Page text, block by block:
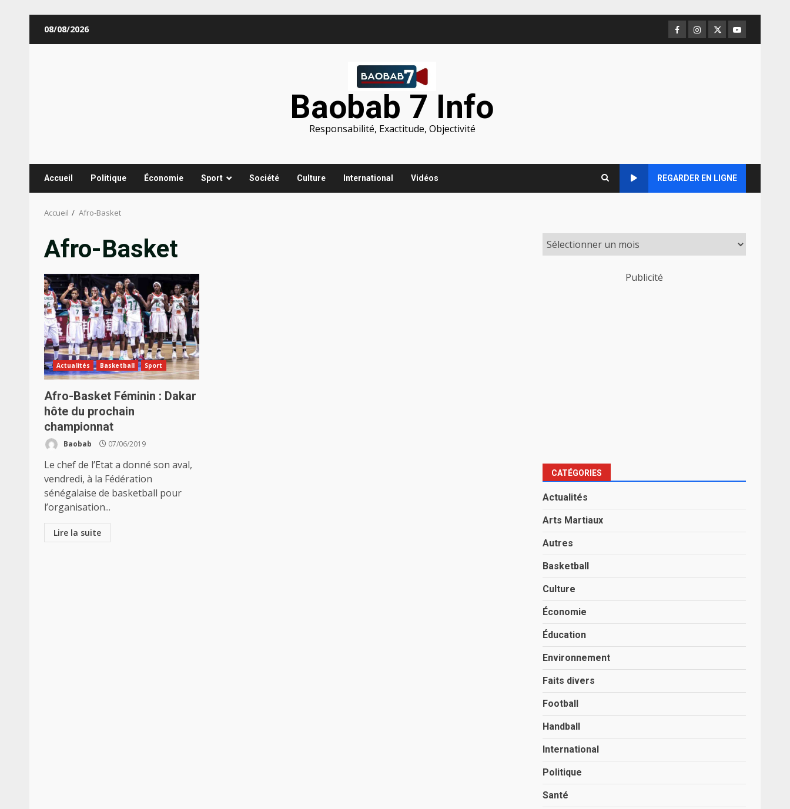
08/08/2026 Facebook
Instagram
TwitterYoutube
Baobab 7 Info
Responsabilité, Exactitude, Objectivité
Accueil Politique Économie Sport Société Culture International Vidéos REGARDER EN LIGNE
Accueil Afro-Basket
Afro-Basket
Actualités Basketball Sport
Afro-Basket Féminin : Dakar
hôte du prochain
championnat
Baobab 07/06/2019
Le chef de l’Etat a donné son aval,
vendredi, à la Fédération
sénégalaise de basketball pour
l’organisation...
Lire la suite
Publicité
CATÉGORIES
Actualités
Arts Martiaux
Autres
Basketball
Culture
Économie
Éducation
Environnement
Faits divers
Football
Handball
International
Politique
Santé